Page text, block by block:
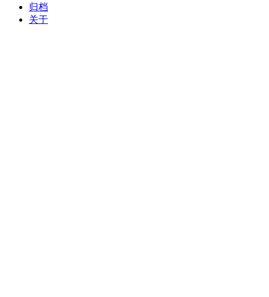
归档
关于